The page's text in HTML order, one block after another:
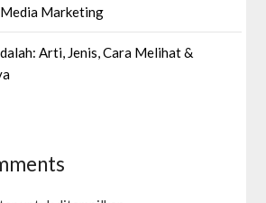
Marketing
Arti, Jenis, Cara Melihat &